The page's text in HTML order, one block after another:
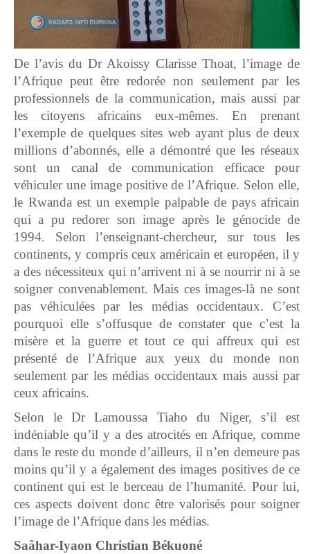
De l’avis du Dr Akoissy Clarisse Thoat, l’image de
l’Afrique peut être redorée non seulement par les
professionnels de la communication, mais aussi par
les citoyens africains eux-mêmes. En prenant
l’exemple de quelques sites web ayant plus de deux
millions d’abonnés, elle a démontré que les réseaux
sont un canal de communication efficace pour
véhiculer une image positive de l’Afrique. Selon elle,
le Rwanda est un exemple palpable de pays africain
qui a pu redorer son image après le génocide de
1994. Selon l’enseignant-chercheur, sur tous les
continents, y compris ceux américain et européen, il y
a des nécessiteux qui n’arrivent ni à se nourrir ni à se
soigner convenablement. Mais ces images-là ne sont
pas véhiculées par les médias occidentaux. C’est
pourquoi elle s’offusque de constater que c’est la
misère et la guerre et tout ce qui affreux qui est
présenté de l’Afrique aux yeux du monde non
seulement par les médias occidentaux mais aussi par
ceux africains.
Selon le Dr Lamoussa Tiaho du Niger, s’il est
indéniable qu’il y a des atrocités en Afrique, comme
dans le reste du monde d’ailleurs, il n’en demeure pas
moins qu’il y a également des images positives de ce
continent qui est le berceau de l’humanité. Pour lui,
ces aspects doivent donc être valorisés pour soigner
l’image de l’Afrique dans les médias.
Saâhar-Iyaon Christian Békuoné